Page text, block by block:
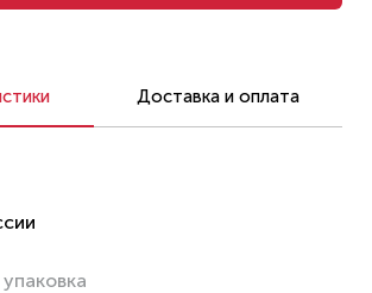
Доставка и оплата